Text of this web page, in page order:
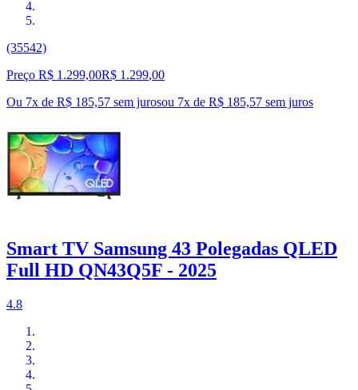
(35542)
Preço R$ 1.299,00R$ 1.299,00
Ou 7x de R$ 185,57 sem jurosou 7x de R$ 185,57 sem juros
Smart TV Samsung 43 Polegadas QLED
Full HD QN43Q5F - 2025
4.8